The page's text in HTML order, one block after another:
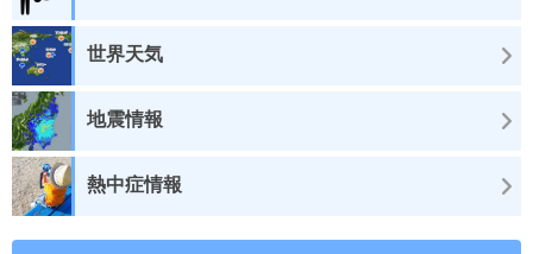
世界天気
地震情報
熱中症情報